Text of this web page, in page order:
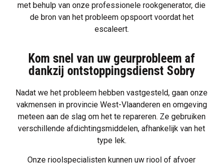
met behulp van onze professionele rookgenerator, die
de bron van het probleem opspoort voordat het
escaleert.
Kom snel van uw geurprobleem af
dankzij ontstoppingsdienst Sobry
Nadat we het probleem hebben vastgesteld, gaan onze
vakmensen in provincie West-Vlaanderen en omgeving
meteen aan de slag om het te repareren. Ze gebruiken
verschillende afdichtingsmiddelen, afhankelijk van het
type lek.
Onze rioolspecialisten kunnen uw riool of afvoer